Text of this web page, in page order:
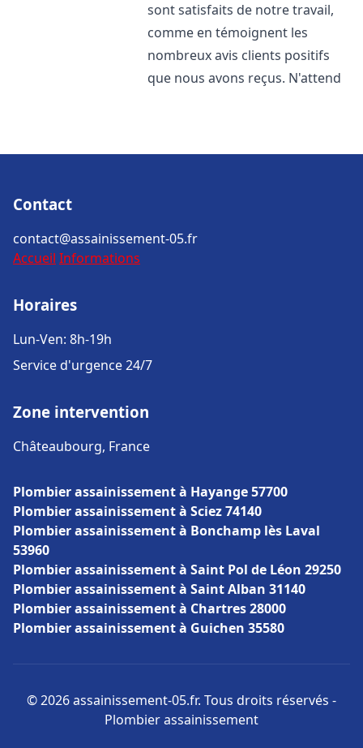
sont satisfaits de notre travail,
comme en témoignent les
nombreux avis clients positifs
que nous avons reçus. N'attend
Contact
contact@assainissement-05.fr
Accueil Informations
Horaires
Lun-Ven: 8h-19h
Service d'urgence 24/7
Zone intervention
Châteaubourg, France
Plombier assainissement à Hayange 57700
Plombier assainissement à Sciez 74140
Plombier assainissement à Bonchamp lès Laval
53960
Plombier assainissement à Saint Pol de Léon 29250
Plombier assainissement à Saint Alban 31140
Plombier assainissement à Chartres 28000
Plombier assainissement à Guichen 35580
© 2026 assainissement-05.fr. Tous droits réservés -
Plombier assainissement